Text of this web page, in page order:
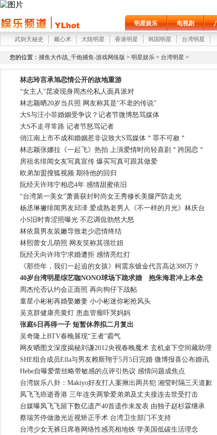
明星娱乐 电视剧
武则天秘史 藏心术 大陆明星 香港明星 韩国明星 台湾明星
您的位置： 捕鱼大作战_千炮捕鱼-游戏网络版 > 明星娱乐 > 台湾明星 >
林志玲言承旭恋情公开的故地重游
“女主人”昆凌现身周杰伦私人面具派对
林志颖晒20岁当兵照 网友称其是“不老的传说”
大S与汪小菲婚姻受争议？记者节微博怒骂媒体
大S不走寻常路 记者节怒骂记者
俏江南上市不成和婚姻惹非议致大S骂媒体＂罪不可赦＂
林志颖张娜拉《一起飞》热拍 上演爱情时尚轻喜剧＂跨国恋＂
房祖名绯闻女友写真宣传 爆买写真可跟其做爱
欧弟加盟搜狐视频 期待他的回归
阮经天许玮宁相恋4年 感情甜蜜依旧
“台湾第一美女”萧蔷获封时尚女王秀修长美腿严防走光
杨丞琳撇绯闻男友邱泽 爱成熟老男人《不一样的月光》林庆台
小S旧时青涩照曝光 不忍调侃勃然大怒
林依晨男友装嫩导致老少恋情终结
林熙蕾女儿萌照 网友笑称其强壮妞
阮经天向许玮宁求婚遭拒 感情亮红灯
《那些年，我们一起追的女孩》柯震东镀金代言高达388万？
40岁台湾明星综艺咖NONO球场下跪求婚 抱朱海君冲上本垒
周杰伦否认约会正面照 再向狗仔下战帖
童星小彬彬再婚娶嫩妻 小小彬迷你彬抢风头
吴克群健康亮黄灯 患血管瘤吓哭妈妈
张庭6日再得一子 短暂休养拟二月复出
吴奇隆上BTV春晚展现“王者”霸气
网友晒图文深度揭秘刘谦2012央视春晚魔术 玄机桌下空间藏助理
SHE组合成员Ella与男友赖斯翔于5月5日完婚 微博报喜公布婚讯
Hebe自曝爱蕾丝略带敏感的点评引热议 感情问题成焦点
台湾娱乐八卦：Makiyo好友打人案揪出两共犯 湘莹时隔三天道歉
凤飞飞癌逝香港 三年连失两挚爱弟弟及丈夫接连去世受打击
台媒曝凤飞飞留下数亿遗产40首遗作未发表 由独子赵杉霖继承
蔡瑞芳停做激光近视矫正手术 台湾卫生部门不支持
台湾少女无裤日席卷网络性感亮相地铁 学美国低碳生活理念